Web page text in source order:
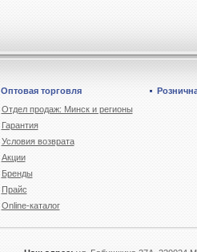
Оптовая торговля
Отдел продаж: Минск и регионы
Гарантия
Условия возврата
Акции
Бренды
Прайс
Online-каталог